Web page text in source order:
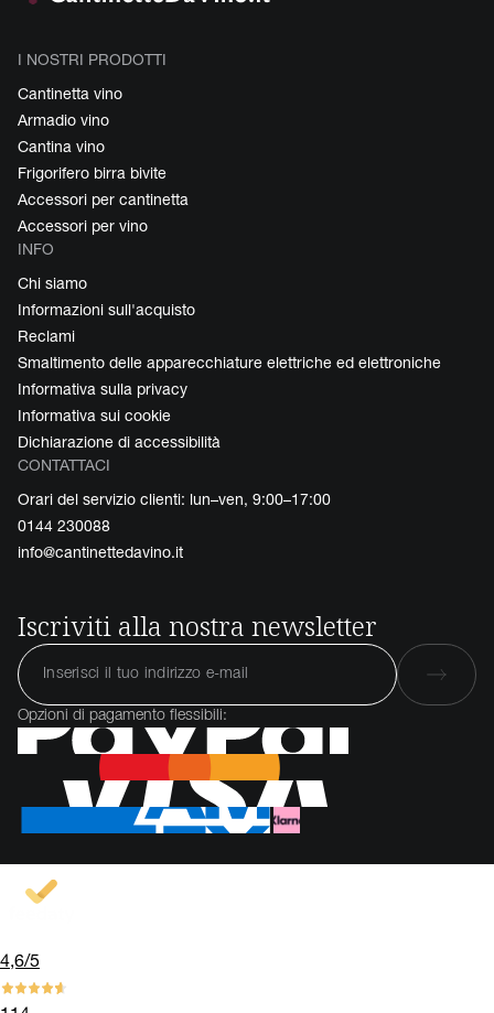
I NOSTRI PRODOTTI
Cantinetta vino
Armadio vino
Cantina vino
Frigorifero birra bivite
Accessori per cantinetta
Accessori per vino
INFO
Chi siamo
Informazioni sull'acquisto
Reclami
Smaltimento delle apparecchiature elettriche ed elettroniche
Informativa sulla privacy
Informativa sui cookie
Dichiarazione di accessibilità
CONTATTACI
Orari del servizio clienti: lun–ven, 9:00–17:00
0144 230088
info@cantinettedavino.it
Iscriviti alla nostra newsletter
Opzioni di pagamento flessibili:
4,6/5